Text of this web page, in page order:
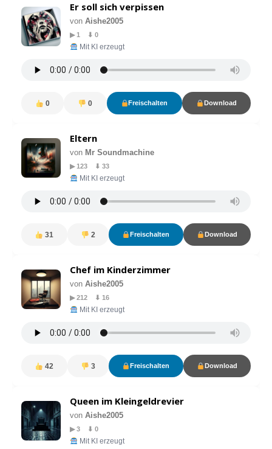
Er soll sich verpissen
von Aishe2005
▶ 1 ⬇ 0
Mit KI erzeugt
0 0 Freischalten Download
Eltern
von Mr Soundmachine
▶ 123 ⬇ 33
Mit KI erzeugt
31 2 Freischalten Download
Chef im Kinderzimmer
von Aishe2005
▶ 212 ⬇ 16
Mit KI erzeugt
42 3 Freischalten Download
Queen im Kleingeldrevier
von Aishe2005
▶ 3 ⬇ 0
Mit KI erzeugt